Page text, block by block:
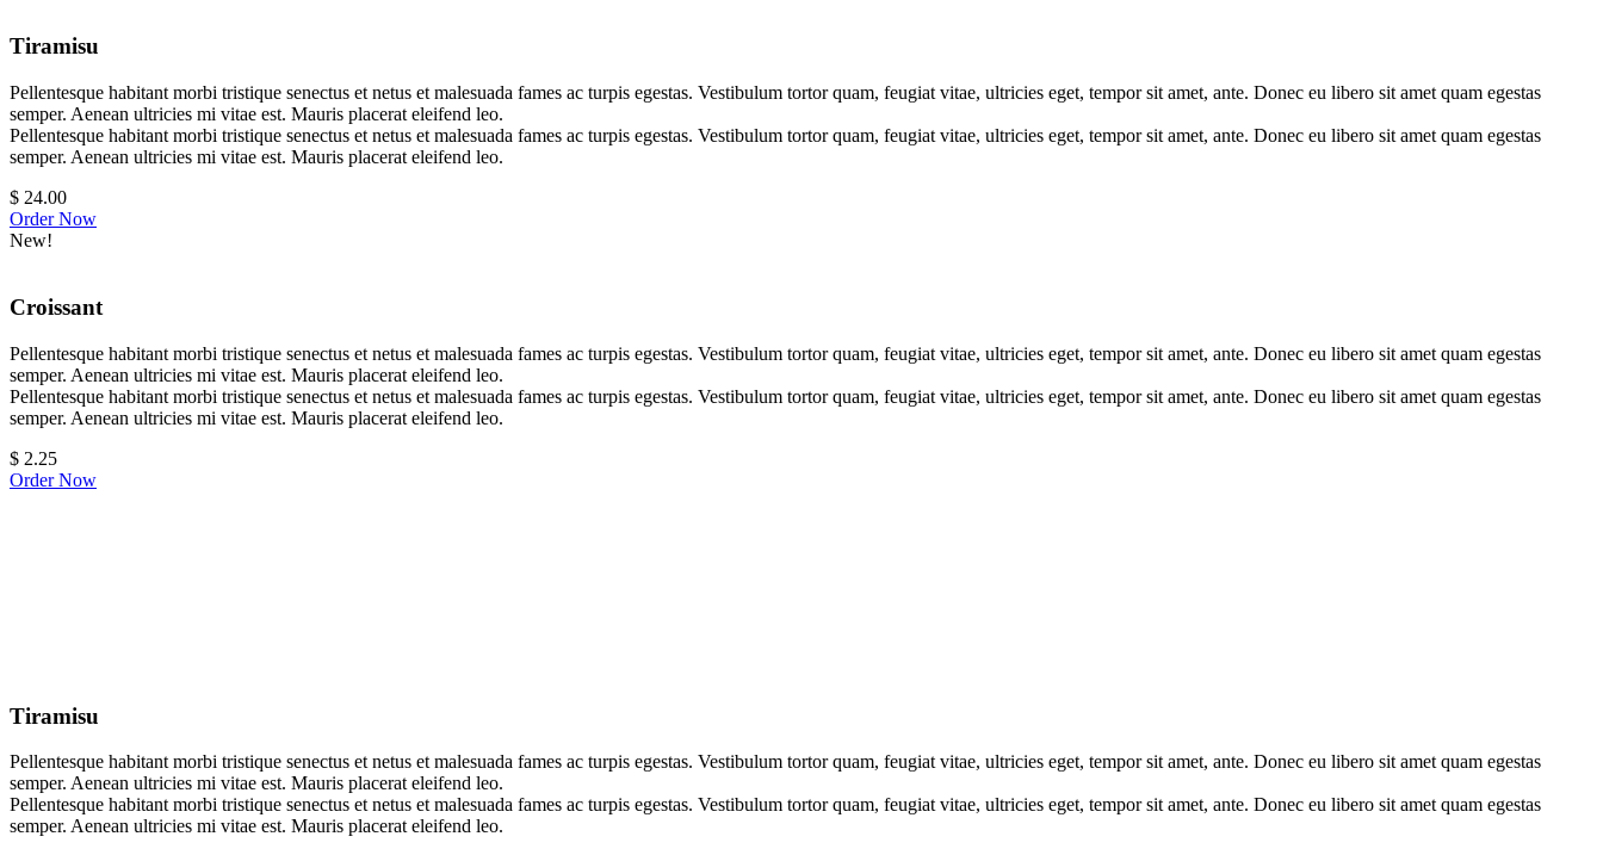
Tiramisu
Pellentesque habitant morbi tristique senectus et netus et malesuada fames ac turpis egestas. Vestibulum tortor quam, feugiat vitae, ultricies eget, tempor sit amet, ante. Donec eu libero sit amet quam egestas
semper. Aenean ultricies mi vitae est. Mauris placerat eleifend leo.
Pellentesque habitant morbi tristique senectus et netus et malesuada fames ac turpis egestas. Vestibulum tortor quam, feugiat vitae, ultricies eget, tempor sit amet, ante. Donec eu libero sit amet quam egestas
semper. Aenean ultricies mi vitae est. Mauris placerat eleifend leo.
$ 24.00
Order Now
New!
Croissant
Pellentesque habitant morbi tristique senectus et netus et malesuada fames ac turpis egestas. Vestibulum tortor quam, feugiat vitae, ultricies eget, tempor sit amet, ante. Donec eu libero sit amet quam egestas
semper. Aenean ultricies mi vitae est. Mauris placerat eleifend leo.
Pellentesque habitant morbi tristique senectus et netus et malesuada fames ac turpis egestas. Vestibulum tortor quam, feugiat vitae, ultricies eget, tempor sit amet, ante. Donec eu libero sit amet quam egestas
semper. Aenean ultricies mi vitae est. Mauris placerat eleifend leo.
$ 2.25
Order Now
Tiramisu
Pellentesque habitant morbi tristique senectus et netus et malesuada fames ac turpis egestas. Vestibulum tortor quam, feugiat vitae, ultricies eget, tempor sit amet, ante. Donec eu libero sit amet quam egestas
semper. Aenean ultricies mi vitae est. Mauris placerat eleifend leo.
Pellentesque habitant morbi tristique senectus et netus et malesuada fames ac turpis egestas. Vestibulum tortor quam, feugiat vitae, ultricies eget, tempor sit amet, ante. Donec eu libero sit amet quam egestas
semper. Aenean ultricies mi vitae est. Mauris placerat eleifend leo.